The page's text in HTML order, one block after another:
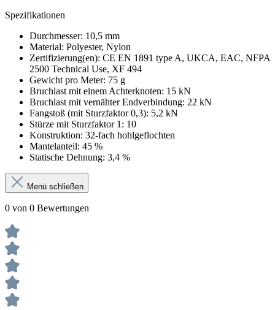
Spezifikationen
Durchmesser: 10,5 mm
Material: Polyester, Nylon
Zertifizierung(en): CE EN 1891 type A, UKCA, EAC, NFPA
2500 Technical Use, XF 494
Gewicht pro Meter: 75 g
Bruchlast mit einem Achterknoten: 15 kN
Bruchlast mit vernähter Endverbindung: 22 kN
Fangstoß (mit Sturzfaktor 0,3): 5,2 kN
Stürze mit Sturzfaktor 1: 10
Konstruktion: 32-fach hohlgeflochten
Mantelanteil: 45 %
Statische Dehnung: 3,4 %
Menü schließen
0 von 0 Bewertungen